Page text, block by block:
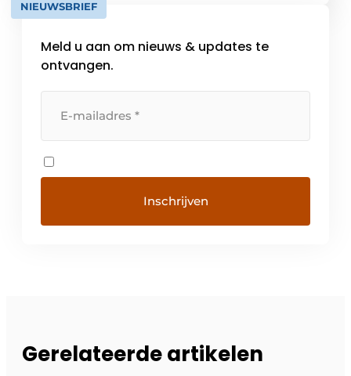
en installatie technische processen,
NIEUWSBRIEF
Meld u aan om nieuws & updates te
ontvangen.
Gerelateerde artikelen